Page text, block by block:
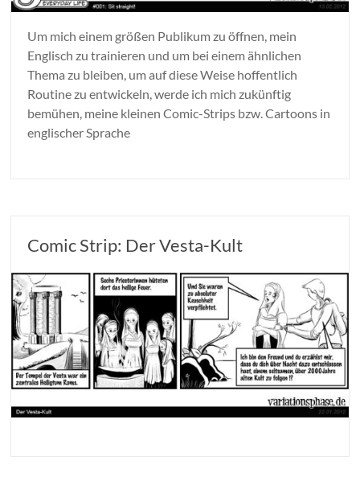
Um mich einem größen Publikum zu öffnen, mein
Englisch zu trainieren und um bei einem ähnlichen
Thema zu bleiben, um auf diese Weise hoffentlich
Routine zu entwickeln, werde ich mich zukünftig
bemühen, meine kleinen Comic-Strips bzw. Cartoons in
englischer Sprache
Comic Strip: Der Vesta-Kult